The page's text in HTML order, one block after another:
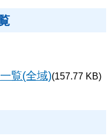
覧(全域)(157.77 KB)